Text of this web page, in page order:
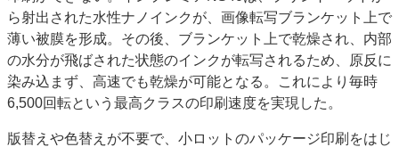
ら射出された水性ナノインクが、画像転写ブランケット上で
薄い被膜を形成。その後、ブランケット上で乾燥され、内部
の水分が飛ばされた状態のインクが転写されるため、原反に
染み込まず、高速でも乾燥が可能となる。これにより毎時
6,500回転という最高クラスの印刷速度を実現した。
版替えや色替えが不要で、小ロットのパッケージ印刷をはじ